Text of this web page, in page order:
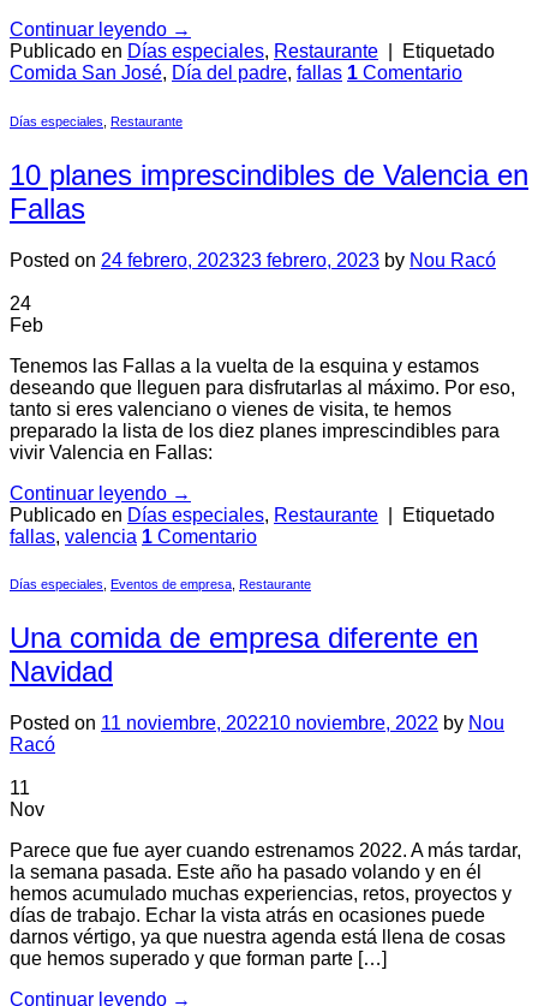
Continuar leyendo →
Publicado en Días especiales, Restaurante
Etiquetado
Comida San José, Día del padre, fallas 1 Comentario
Días especiales Restaurante
10 planes imprescindibles de Valencia en
Fallas
Posted on 24 febrero, 202323 febrero, 2023 by Nou Racó
24
Feb
Tenemos las Fallas a la vuelta de la esquina y estamos
deseando que lleguen para disfrutarlas al máximo. Por eso,
tanto si eres valenciano o vienes de visita, te hemos
preparado la lista de los diez planes imprescindibles para
vivir Valencia en Fallas:
Continuar leyendo →
Publicado en Días especiales, Restaurante
Etiquetado
fallas, valencia 1 Comentario
Días especiales, Eventos de empresa, Restaurante
Una comida de empresa diferente en
Navidad
Posted on 11 noviembre, 202210 noviembre, 2022 by Nou
Racó
11
Nov
Parece que fue ayer cuando estrenamos 2022. A más tardar,
la semana pasada. Este año ha pasado volando y en él
hemos acumulado muchas experiencias, retos, proyectos y
días de trabajo. Echar la vista atrás en ocasiones puede
darnos vértigo, ya que nuestra agenda está llena de cosas
que hemos superado y que forman parte […]
Continuar leyendo →